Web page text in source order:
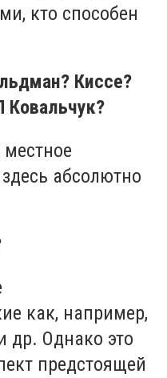
кто способен
Киссе?
Ковальчук?
абсолютно
как, например,
др. Однако это
предстоящей